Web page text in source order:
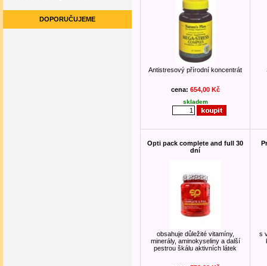
DOPORUČUJEME
Antistresový přírodní koncentrát
cena: 654,00 Kč
skladem
Opti pack complete and full 30
dní
obsahuje důležité vitamíny,
minerály, aminokyseliny a další
pestrou škálu aktivních látek
s